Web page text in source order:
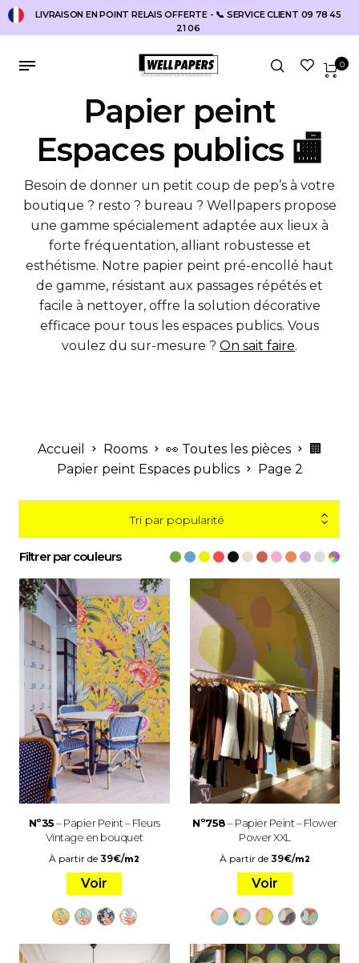
LIVRAISON EN POINT RELAIS OFFERTE - 📞 SERVICE CLIENT 09 78 45
21 06
0
Papier peint
Espaces publics 🏬
Besoin de donner un petit coup de pep’s à votre
boutique ? resto ? bureau ? Wellpapers propose
une gamme spécialement adaptée aux lieux à
forte fréquentation, alliant robustesse et
esthétisme. Notre papier peint pré-encollé haut
de gamme, résistant aux passages répétés et
facile à nettoyer, offre la solution décorative
efficace pour tous les espaces publics. Vous
voulez du sur-mesure ? On sait faire.
Accueil Rooms 👀 Toutes les pièces
🏢
Papier peint Espaces publics
Page 2
Tri par popularité
Filtrer par couleurs
Nº35– Papier Peint – Fleurs
Vintage en bouquet
À partir de39€/m2
Voir
Nº758– Papier Peint – Flower
Power XXL
À partir de 39€/m2
Voir